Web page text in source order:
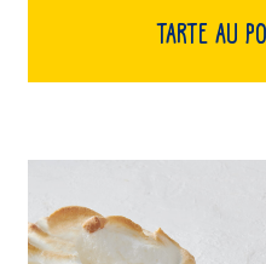
Tarte au